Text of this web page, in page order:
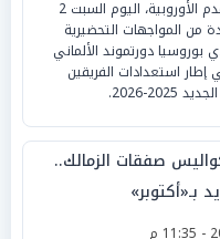
يتجه أنظار عشاق كرة القدم الأوروبية، اليوم السبت 2
واحدة من المواجهات التحضيرية
بوروسيا دورتموند الألماني
استعدادات الفريقين
2026.
صفقات الزمالك..
بـ«أكتوبر»